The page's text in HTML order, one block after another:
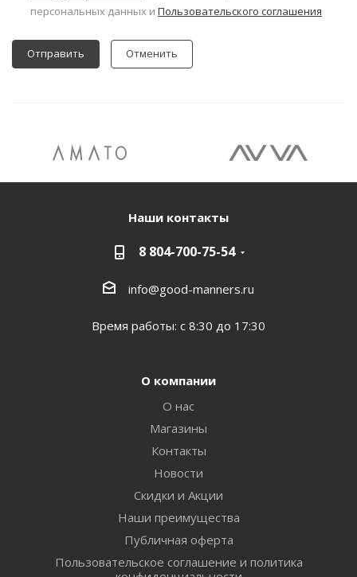
персональных данных и Пользовательского соглашения
Отменить
Наши контакты
8 804-700-75-54
info@good-manners.ru
Время работы: с 8:30 до 17:30
О компании
О нас
Магазины
Контакты
Новости
Скидки и Акции
Наши преимущества
Публичная оферта
Пользовательское соглашение и политика